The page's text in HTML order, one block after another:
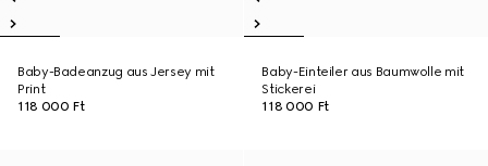
Baby-Badeanzug aus Jersey mit
Print
118 000 Ft
Baby-Einteiler aus Baumwolle mit
Stickerei
118 000 Ft